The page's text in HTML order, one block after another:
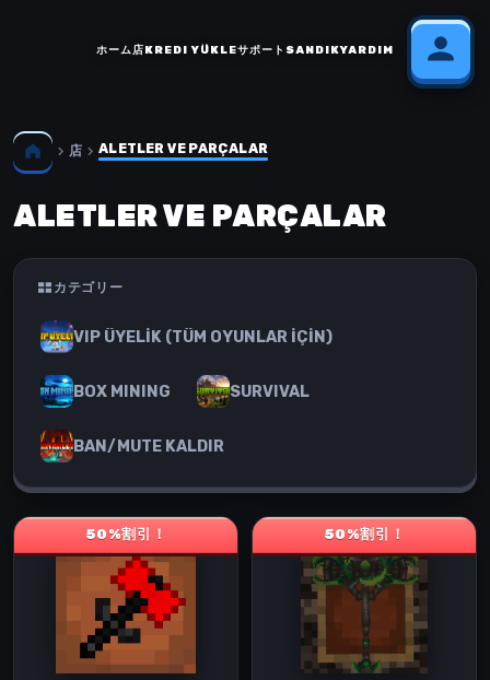
ホーム店KREDI YÜKLEサポート SANDIKYARDIM
店 ALETLER VE PARÇALAR
ALETLER VE PARÇALAR
カテゴリー
VIP ÜYELİK (TÜM OYUNLAR İÇİN)
BOX MINING SURVIVAL
BAN/MUTE KALDIR
50%割引！ 50%割引！